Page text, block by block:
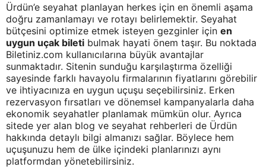
Ürdün’e seyahat planlayan herkes için en önemli aşama
doğru zamanlamayı ve rotayı belirlemektir. Seyahat
bütçesini optimize etmek isteyen gezginler için en
uygun uçak bileti bulmak hayati önem taşır. Bu noktada
Biletiniz.com kullanıcılarına büyük avantajlar
sunmaktadır. Sitenin sunduğu karşılaştırma özelliği
sayesinde farklı havayolu firmalarının fiyatlarını görebilir
ve ihtiyacınıza en uygun uçuşu seçebilirsiniz. Erken
rezervasyon fırsatları ve dönemsel kampanyalarla daha
ekonomik seyahatler planlamak mümkün olur. Ayrıca
sitede yer alan blog ve seyahat rehberleri de Ürdün
hakkında detaylı bilgi almanızı sağlar. Böylece hem
uçuşunuzu hem de ülke içindeki planlarınızı aynı
platformdan yönetebilirsiniz.